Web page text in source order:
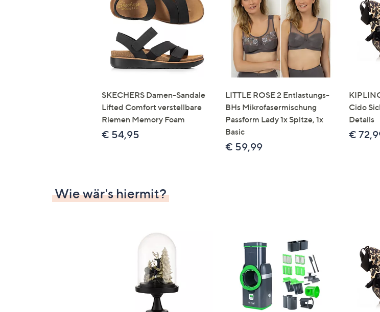
Touch-
Geräten
nach
links
bzw.
rechts,
um
diese
anzuzeigen.
SKECHERS Damen-Sandale
Lifted Comfort verstellbare
Riemen Memory Foam
€ 54,95
LITTLE ROSE 2 Entlastungs-
BHs Mikrofasermischung
Passform Lady 1x Spitze, 1x
Basic
€ 59,99
Cido
Details
€
Wie wär's hiermit?